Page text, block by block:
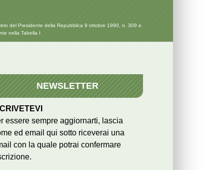
del Presidente della Repubblica 9 ottobre 1990, n. 309 e
nella Tabella I
NEWSLETTER
essere sempre aggiornarti, lascia
ed email qui sotto riceverai una
con la quale potrai confermare